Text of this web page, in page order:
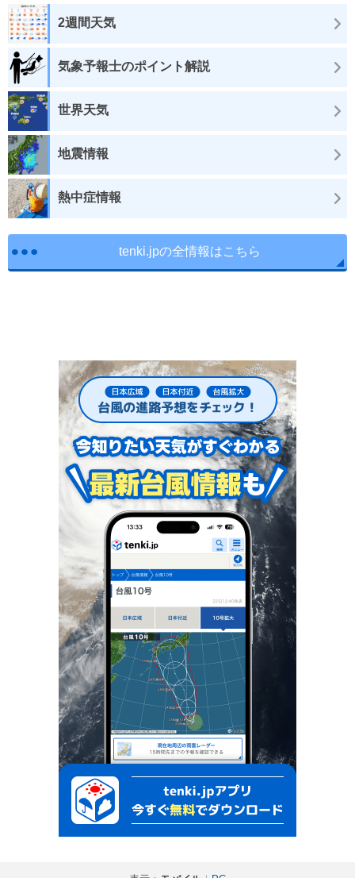
2週間天気
気象予報士のポイント解説
世界天気
地震情報
熱中症情報
tenki.jpの全情報はこちら